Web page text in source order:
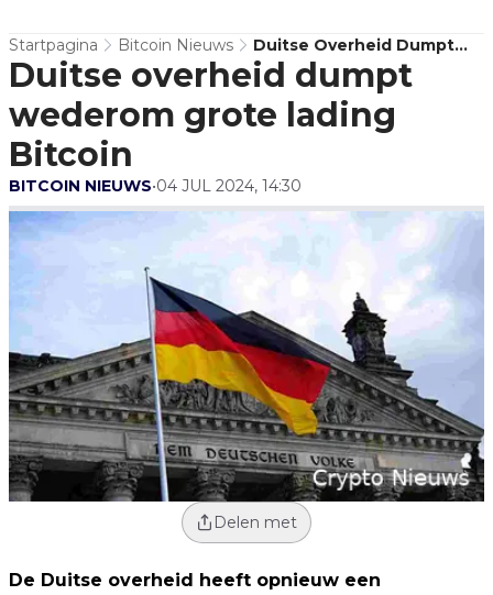
Startpagina Bitcoin Nieuws
Duitse Overheid Dumpt
Wederom Grote Lading
Bitcoin
Duitse overheid dumpt
wederom grote lading
Bitcoin
BITCOIN NIEUWS•04 JUL 2024, 14:30
Delen met
De Duitse overheid heeft opnieuw een